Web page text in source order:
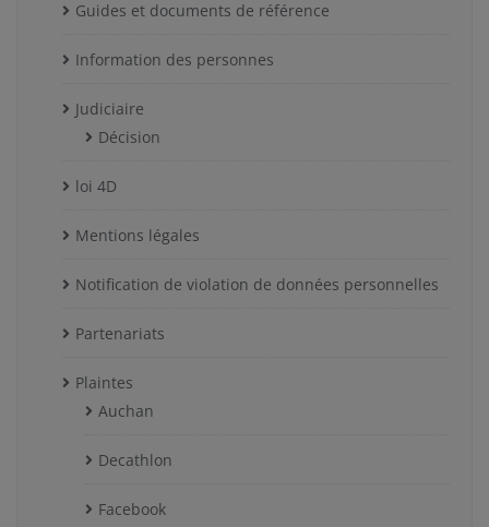
Guides et documents de référence
Information des personnes
Judiciaire
Décision
loi 4D
Mentions légales
Notification de violation de données personnelles
Partenariats
Plaintes
Auchan
Decathlon
Facebook